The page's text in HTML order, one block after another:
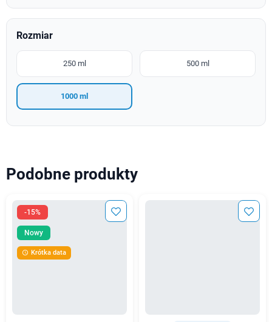
Rozmiar
250 ml 500 ml
1000 ml
Podobne produkty
-15%
Nowy
 Krótka data